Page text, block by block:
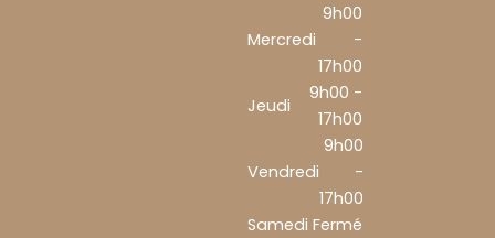
Mercredi
9h00
-
17h00
Jeudi
9h00 -
17h00
Vendredi
9h00
-
17h00
Samedi Fermé